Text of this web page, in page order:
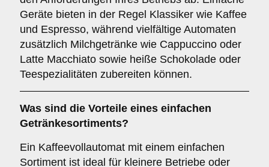
Geräte bieten in der Regel Klassiker wie Kaffee
und Espresso, während vielfältige Automaten
zusätzlich Milchgetränke wie Cappuccino oder
Latte Macchiato sowie heiße Schokolade oder
Teespezialitäten zubereiten können.
Was sind die Vorteile eines einfachen
Getränkesortiments?
Ein Kaffeevollautomat mit einem einfachen
Sortiment ist ideal für kleinere Betriebe oder